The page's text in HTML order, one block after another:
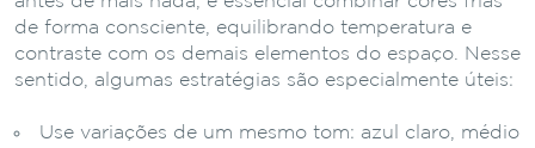
de forma consciente, equilibrando temperatura e
contraste com os demais elementos do espaço. Nesse
sentido, algumas estratégias são especialmente úteis:
Use variações de um mesmo tom: azul claro, médio